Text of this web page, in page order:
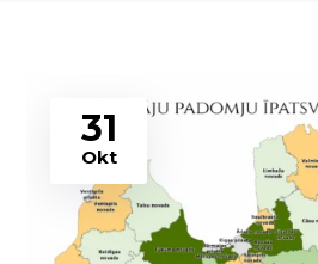
31
Okt